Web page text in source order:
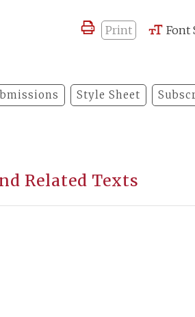
Print Font
Style Sheet
Related Texts